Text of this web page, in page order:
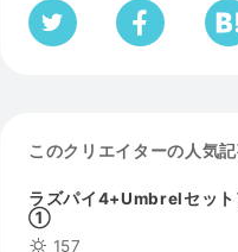
このクリエイターの人気
ラズパイ4+Umbrelセット
①
157